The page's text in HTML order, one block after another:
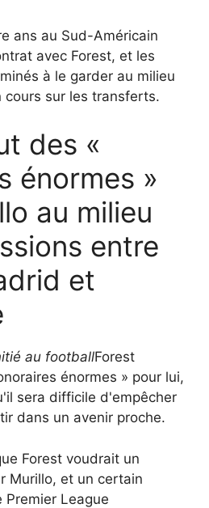
ans au Sud-Américain
avec Forest, et les
à le garder au milieu
cours sur les transferts.
des «
énormes »
au milieu
entre
et
au footballForest
énormes » pour lui,
sera difficile d'empêcher
dans un avenir proche.
Forest voudrait un
Murillo, et un certain
League